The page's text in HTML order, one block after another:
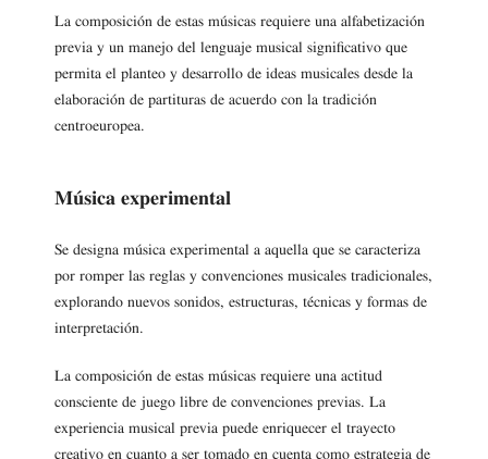
La composición de estas músicas requiere una alfabetización
previa y un manejo del lenguaje musical significativo que
permita el planteo y desarrollo de ideas musicales desde la
elaboración de partituras de acuerdo con la tradición
centroeuropea.
Música experimental
Se designa música experimental a aquella que se caracteriza
por romper las reglas y convenciones musicales tradicionales,
explorando nuevos sonidos, estructuras, técnicas y formas de
interpretación.
La composición de estas músicas requiere una actitud
consciente de juego libre de convenciones previas. La
experiencia musical previa puede enriquecer el trayecto
creativo en cuanto a ser tomado en cuenta como estrategia de